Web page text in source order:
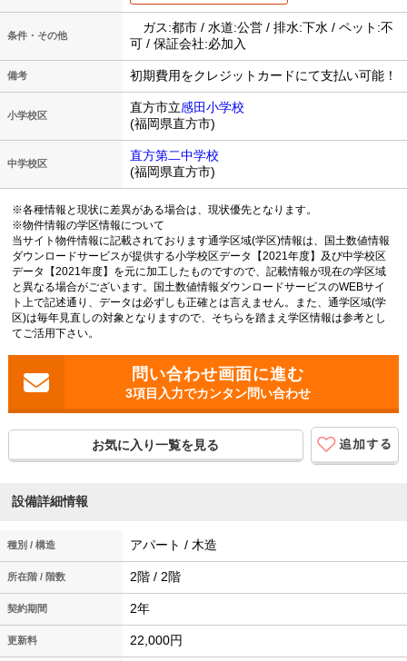
条件・その他
ガス:都市 / 水道:公営 / 排水:下水 / ペット:不
可 / 保証会社:必加入
備考 初期費用をクレジットカードにて支払い可能！
小学校区
直方市立感田小学校
(福岡県直方市)
中学校区
直方第二中学校
(福岡県直方市)
※各種情報と現状に差異がある場合は、現状優先となります。
※物件情報の学区情報について
当サイト物件情報に記載されております通学区域(学区)情報は、国土数値情報
ダウンロードサービスが提供する小学校区データ【2021年度】及び中学校区
データ【2021年度】を元に加工したものですので、記載情報が現在の学区域
と異なる場合がございます。国土数値情報ダウンロードサービスのWEBサイ
ト上で記述通り、データは必ずしも正確とは言えません。また、通学区域(学
区)は毎年見直しの対象となりますので、そちらを踏まえ学区情報は参考とし
てご活用下さい。
3項目入力でカンタン問い合わせ
お気に入り一覧を見る
設備詳細情報
種別 / 構造 アパート / 木造
所在階 / 階数 2階 / 2階
契約期間 2年
更新料 22,000円